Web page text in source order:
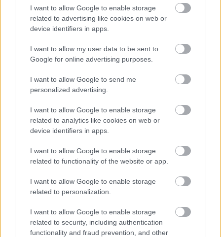
I want to allow Google to enable storage
related to advertising like cookies on web or
device identifiers in apps.
I want to allow my user data to be sent to
Google for online advertising purposes.
I want to allow Google to send me
personalized advertising.
I want to allow Google to enable storage
related to analytics like cookies on web or
device identifiers in apps.
I want to allow Google to enable storage
related to functionality of the website or app.
I want to allow Google to enable storage
related to personalization.
I want to allow Google to enable storage
related to security, including authentication
functionality and fraud prevention, and other
A veszély tehát valós, érdemes lehet emiatt az
ismeretlen forrásokból való letöltést tiltani,
hiszen azoknál nagyságrendekkel lassabb, mire
észlelnek-azonosítanak valamilyen kártékony
alkalmazást.Ami viszont teljesen világos, hogy az
ilyen kártevővel fertőzött okostelefonokat azért ki